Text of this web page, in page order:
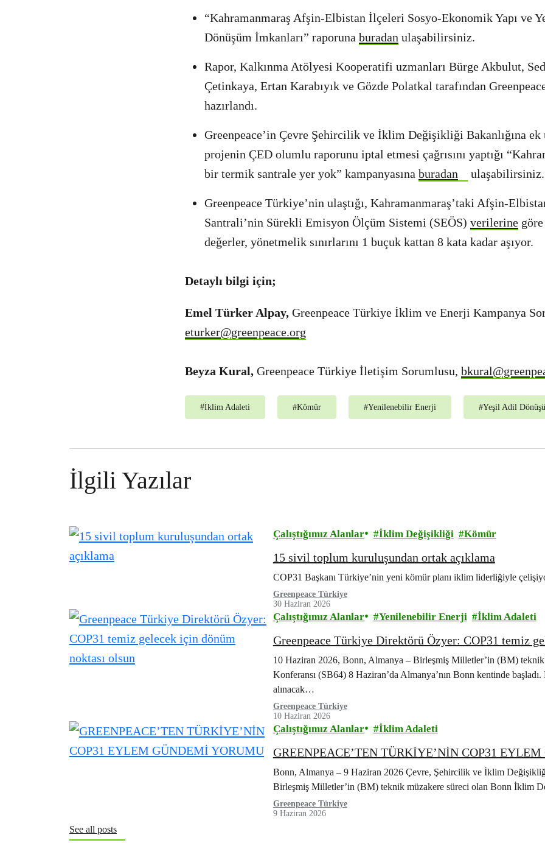
“Kahramanmaraş Afşin-Elbistan İlçeleri Sosyo-Ekonomik Yapı ve
Dönüşüm İmkanları” raporuna buradan ulaşabilirsiniz.
Rapor, Kalkınma Atölyesi Kooperatifi uzmanları Bürge Akbulut,
Çetinkaya, Ertan Karabıyık ve Gözde Polatkal tarafından
hazırlandı.
Greenpeace’in Çevre Şehircilik ve İklim Değişikliği Bakanlığına
projenin ÇED olumlu raporunu iptal etmesi çağrısını yaptığı
bir termik santrale yer yok” kampanyasına buradan ulaşabilirsiniz.
Greenpeace Türkiye’nin ulaştığı, Kahramanmaraş’taki Afşin-
Santrali’nin Sürekli Emisyon Ölçüm Sistemi (SEÖS) verilerine
değerler, yönetmelik sınırlarını 1 buçuk kattan 8 kata kadar aşıyor.
Detaylı bilgi için;
Emel Türker Alpay, Greenpeace Türkiye İklim ve Enerji Kampanya
eturker@greenpeace.org
Beyza Kural, Greenpeace Türkiye İletişim Sorumlusu,
#İklim Adaleti #Kömür #Yenilenebilir Enerji #Yeşil Adil
İlgili Yazılar
Çalıştığımız Alanlar İklim Değişikliği Kömür
15 sivil toplum kuruluşundan ortak açıklama
COP31 Başkanı Türkiye’nin yeni kömür planı iklim liderliğiyle
Greenpeace Türkiye
30 Haziran 2026
Çalıştığımız Alanlar Yenilenebilir Enerji İklim Adaleti
Greenpeace Türkiye Direktörü Özyer: COP31 temiz
10 Haziran 2026, Bonn, Almanya – Birleşmiş Milletler’in (BM)
Konferansı (SB64) 8 Haziran’da Almanya’nın Bonn kentinde
alınacak…
Greenpeace Türkiye
10 Haziran 2026
Çalıştığımız Alanlar İklim Adaleti
GREENPEACE’TEN TÜRKİYE’NİN COP31
Bonn, Almanya – 9 Haziran 2026 Çevre, Şehircilik ve İklim
Birleşmiş Milletler’in (BM) teknik müzakere süreci olan Bonn İklim
Greenpeace Türkiye
9 Haziran 2026
See all posts